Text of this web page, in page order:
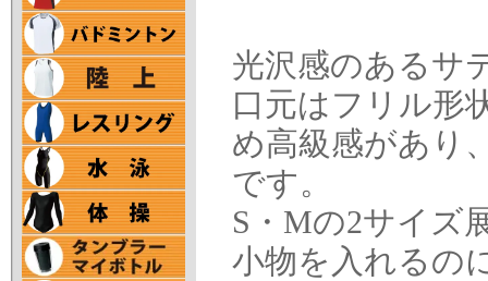
光沢感のあるサ
口元はフリル形
め高級感があり
です。
S・Mの2サイズ
小物を入れるの